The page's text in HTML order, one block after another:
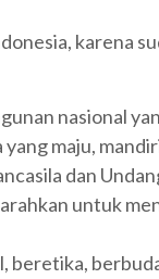
karena
nasional
maju,
dan
untuk
beretika,